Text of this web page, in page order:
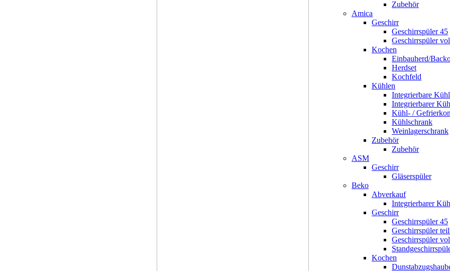
Zubehör
Amica
Geschirr
Geschirrspüler 45
Geschirrspüler
Kochen
Einbauherd/
Herdset
Kochfeld
Kühlen
Integrierbare
Integrierbarer
Kühl- /
Kühlschrank
Weinlagerschrank
Zubehör
Zubehör
ASM
Geschirr
Gläserspüler
Beko
Abverkauf
Integrierbarer
Geschirr
Geschirrspüler 45
Geschirrspüler
Geschirrspüler
Kochen